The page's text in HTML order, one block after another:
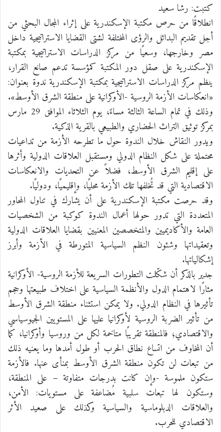
كتبت: رشا سعيد
انطلاقًا من حرص مكتبة الإسكندرية على إثراء المجال البحثي من
أجل تقديم البدائل والرؤى المختلفة لشتى القضايا الاستراتيجية داخل
مصر وخارجها، وسعيًا من مركز الدراسات الاستراتيجية بمكتبة
الإسكندرية على صقل دور المكتبة كمؤسسة تدعم صانع القرار،
ينظم مركز الدراسات الاستراتيجية بمكتبة الإسكندرية ندوة بعنوان:
«انعكاسات الأزمة الروسية -الأوكرانية على منطقة الشرق الأوسط».
وذلك في تمام الساعة الثالثة مساءً، يوم الثلاثاء الموافق 29 مارس
بمركز توثيق التراث الحضاري والطبيعي بالقرية الذكية.
ويدور النقاش خلال الندوة حول ما تطرحه الأزمة من تداعيات
محتملة على شكل النظام الدولي ومستقبل العلاقات الدولية وأثرها
على إقليم الشرق الأوسط، فضلاً عن التحديات والانعكاسات
الاقتصادية التي قد تُخلفها تلك الأزمة محليًا، وإقليميًا، ودوليًا.
وقد حرصت مكتبة الإسكندرية على أن يشارك في تناول المحاور
المتعددة التي تدور حولها أعمال الندوة كوكبة من الشخصيات
العامة والأكاديميين والمتخصصين المعنيين بقضايا العلاقات الدولية
وتعقيداتها وشئون النظم السياسية المتورطة في الأزمة وأبرز
إشكالياتها.
جدير بالذكر أن شكّلت التطورات السريعة للأزمة الروسية- الأوكرانية
مثارًا لاهتمام الدول والأنظمة السياسية على اختلاف طبيعتها وحجم
تأثيرها في النظام الدولي. ولا يمكن استثناء منطقة الشرق الأوسط
من تأثير الضربة الروسية لأوكرانيا عليها على المستويين الجيوسياسي
والاقتصادي؛ فالمنطقة تقريبًا متاخمة لكل من وروسيا وأوكرانيا، كما
أن المخاوف من اتساع نطاق الحرب أو طول أمدها وما يعنيه ذلك
من تبعات لن تكون منطقة الشرق الأوسط بمنأى عنها. فالأزمة
ستكون ملموسة -وإن كانت بدرجات متفاوتة – على المنطقة،
وستكون لها تبعات سلبية مُضاعفة على مستويات: الأمن،
والعلاقات الدبلوماسية والسياسية وكذلك على صعيد الأثر
الاقتصادي للحرب.